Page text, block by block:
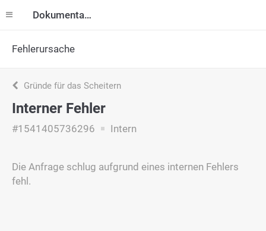
Dokumentation
Fehlerursache
Gründe für das Scheitern
Interner Fehler
#1541405736296 Intern
Die Anfrage schlug aufgrund eines internen Fehlers
fehl.